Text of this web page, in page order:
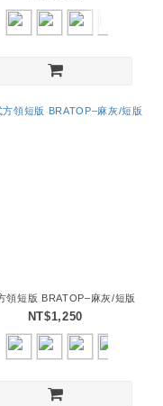
領短版 BRATOP–麻灰/短版
NT$1,250